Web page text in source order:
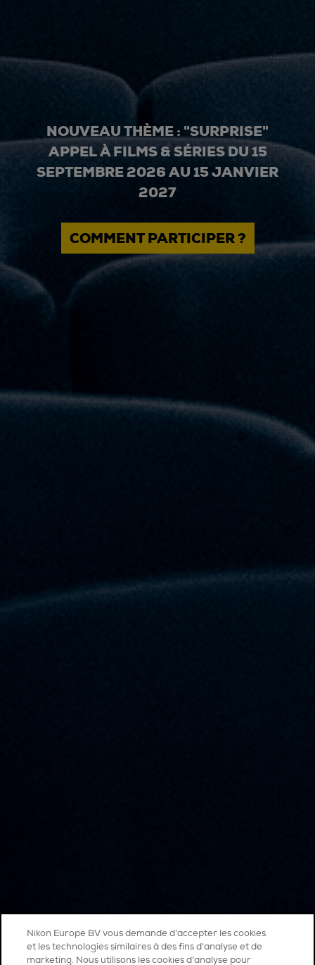
NOUVEAU THÈME : "SURPRISE"
APPEL À FILMS & SÉRIES DU 15
SEPTEMBRE 2026 AU 15 JANVIER
2027
COMMENT PARTICIPER ?
Nikon Europe BV vous demande d'accepter les cookies
et les technologies similaires à des fins d'analyse et de
marketing. Nous utilisons les cookies d’analyse pour